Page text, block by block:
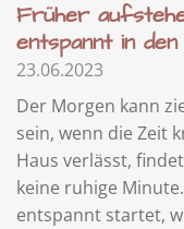
Früher
entspannt in
23.06.2023
Der Morgen kann
sein, wenn die Zeit
Haus verlässt,
keine ruhige
entspannt startet,